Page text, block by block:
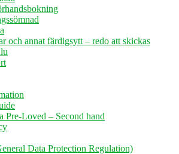
och annat färdigsytt – redo att skickas
Pre-Loved – Second hand
Data Protection Regulation)